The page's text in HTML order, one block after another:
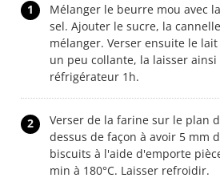
1
Mélanger le beurre mou avec
sel. Ajouter le sucre, la
mélanger. Verser ensuite le
un peu collante, la laisser
réfrigérateur 1h.
2
Verser de la farine sur le plan
dessus de façon à avoir 5 mm
biscuits à l'aide d'emporte
min à 180°C. Laisser refroidir.